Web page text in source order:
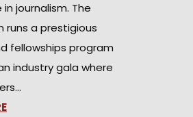
journalism. The
runs a prestigious
fellowships program
industry gala where